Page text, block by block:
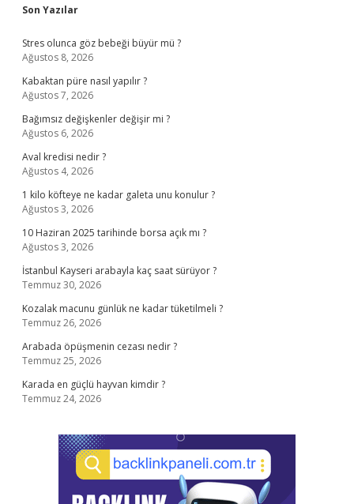
Sidebar
Son Yazılar
Stres olunca göz bebeği büyür mü ?
Ağustos 8, 2026
Kabaktan püre nasıl yapılır ?
Ağustos 7, 2026
Bağımsız değişkenler değişir mi ?
Ağustos 6, 2026
Aval kredisi nedir ?
Ağustos 4, 2026
1 kilo köfteye ne kadar galeta unu konulur ?
Ağustos 3, 2026
10 Haziran 2025 tarihinde borsa açık mı ?
Ağustos 3, 2026
İstanbul Kayseri arabayla kaç saat sürüyor ?
Temmuz 30, 2026
Kozalak macunu günlük ne kadar tüketilmeli ?
Temmuz 26, 2026
Arabada öpüşmenin cezası nedir ?
Temmuz 25, 2026
Karada en güçlü hayvan kimdir ?
Temmuz 24, 2026